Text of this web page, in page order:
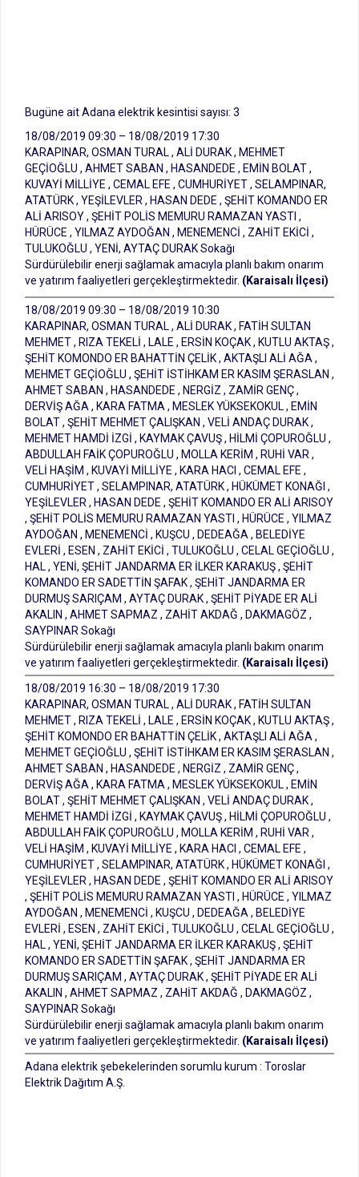
Bugüne ait Adana elektrik kesintisi sayısı: 3
18/08/2019 09:30 – 18/08/2019 17:30
KARAPINAR, OSMAN TURAL , ALİ DURAK , MEHMET
GEÇİOĞLU , AHMET SABAN , HASANDEDE , EMİN BOLAT ,
KUVAYİ MİLLİYE , CEMAL EFE , CUMHURİYET , SELAMPINAR,
ATATÜRK , YEŞİLEVLER , HASAN DEDE , ŞEHİT KOMANDO ER
ALİ ARISOY , ŞEHİT POLİS MEMURU RAMAZAN YASTI ,
HÜRÜCE , YILMAZ AYDOĞAN , MENEMENCİ , ZAHİT EKİCİ ,
TULUKOĞLU , YENİ, AYTAÇ DURAK Sokağı
Sürdürülebilir enerji sağlamak amacıyla planlı bakım onarım
ve yatırım faaliyetleri gerçekleştirmektedir. (Karaisalı İlçesi)
18/08/2019 09:30 – 18/08/2019 10:30
KARAPINAR, OSMAN TURAL , ALİ DURAK , FATİH SULTAN
MEHMET , RIZA TEKELİ , LALE , ERSİN KOÇAK , KUTLU AKTAŞ ,
ŞEHİT KOMONDO ER BAHATTİN ÇELİK , AKTAŞLI ALİ AĞA ,
MEHMET GEÇİOĞLU , ŞEHİT İSTİHKAM ER KASIM ŞERASLAN ,
AHMET SABAN , HASANDEDE , NERGİZ , ZAMİR GENÇ ,
DERVİŞ AĞA , KARA FATMA , MESLEK YÜKSEKOKUL , EMİN
BOLAT , ŞEHİT MEHMET ÇALIŞKAN , VELİ ANDAÇ DURAK ,
MEHMET HAMDİ İZGİ , KAYMAK ÇAVUŞ , HİLMİ ÇOPUROĞLU ,
ABDULLAH FAİK ÇOPUROĞLU , MOLLA KERİM , RUHİ VAR ,
VELİ HAŞİM , KUVAYİ MİLLİYE , KARA HACI , CEMAL EFE ,
CUMHURİYET , SELAMPINAR, ATATÜRK , HÜKÜMET KONAĞI ,
YEŞİLEVLER , HASAN DEDE , ŞEHİT KOMANDO ER ALİ ARISOY
, ŞEHİT POLİS MEMURU RAMAZAN YASTI , HÜRÜCE , YILMAZ
AYDOĞAN , MENEMENCİ , KUŞCU , DEDEAĞA , BELEDİYE
EVLERİ , ESEN , ZAHİT EKİCİ , TULUKOĞLU , CELAL GEÇİOĞLU ,
HAL , YENİ, ŞEHİT JANDARMA ER İLKER KARAKUŞ , ŞEHİT
KOMANDO ER SADETTİN ŞAFAK , ŞEHİT JANDARMA ER
DURMUŞ SARIÇAM , AYTAÇ DURAK , ŞEHİT PİYADE ER ALİ
AKALIN , AHMET SAPMAZ , ZAHİT AKDAĞ , DAKMAGÖZ ,
SAYPINAR Sokağı
Sürdürülebilir enerji sağlamak amacıyla planlı bakım onarım
ve yatırım faaliyetleri gerçekleştirmektedir. (Karaisalı İlçesi)
18/08/2019 16:30 – 18/08/2019 17:30
KARAPINAR, OSMAN TURAL , ALİ DURAK , FATİH SULTAN
MEHMET , RIZA TEKELİ , LALE , ERSİN KOÇAK , KUTLU AKTAŞ ,
ŞEHİT KOMONDO ER BAHATTİN ÇELİK , AKTAŞLI ALİ AĞA ,
MEHMET GEÇİOĞLU , ŞEHİT İSTİHKAM ER KASIM ŞERASLAN ,
AHMET SABAN , HASANDEDE , NERGİZ , ZAMİR GENÇ ,
DERVİŞ AĞA , KARA FATMA , MESLEK YÜKSEKOKUL , EMİN
BOLAT , ŞEHİT MEHMET ÇALIŞKAN , VELİ ANDAÇ DURAK ,
MEHMET HAMDİ İZGİ , KAYMAK ÇAVUŞ , HİLMİ ÇOPUROĞLU ,
ABDULLAH FAİK ÇOPUROĞLU , MOLLA KERİM , RUHİ VAR ,
VELİ HAŞİM , KUVAYİ MİLLİYE , KARA HACI , CEMAL EFE ,
CUMHURİYET , SELAMPINAR, ATATÜRK , HÜKÜMET KONAĞI ,
YEŞİLEVLER , HASAN DEDE , ŞEHİT KOMANDO ER ALİ ARISOY
, ŞEHİT POLİS MEMURU RAMAZAN YASTI , HÜRÜCE , YILMAZ
AYDOĞAN , MENEMENCİ , KUŞCU , DEDEAĞA , BELEDİYE
EVLERİ , ESEN , ZAHİT EKİCİ , TULUKOĞLU , CELAL GEÇİOĞLU ,
HAL , YENİ, ŞEHİT JANDARMA ER İLKER KARAKUŞ , ŞEHİT
KOMANDO ER SADETTİN ŞAFAK , ŞEHİT JANDARMA ER
DURMUŞ SARIÇAM , AYTAÇ DURAK , ŞEHİT PİYADE ER ALİ
AKALIN , AHMET SAPMAZ , ZAHİT AKDAĞ , DAKMAGÖZ ,
SAYPINAR Sokağı
Sürdürülebilir enerji sağlamak amacıyla planlı bakım onarım
ve yatırım faaliyetleri gerçekleştirmektedir. (Karaisalı İlçesi)
Adana elektrik şebekelerinden sorumlu kurum : Toroslar
Elektrik Dağıtım A.Ş.